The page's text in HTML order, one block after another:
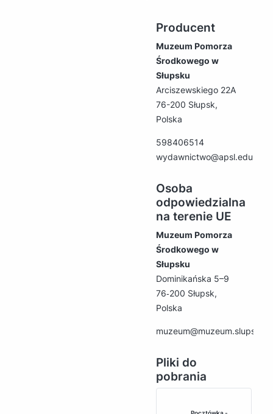
Producent
Muzeum Pomorza
Środkowego w
Słupsku
Arciszewskiego 22A
76-200 Słupsk,
Polska
598406514
wydawnictwo@apsl.edu.pl
Osoba
odpowiedzialna
na terenie UE
Muzeum Pomorza
Środkowego w
Słupsku
Dominikańska 5–9
76‑200 Słupsk,
Polska
muzeum@muzeum.slupsk.pl
Pliki do
pobrania